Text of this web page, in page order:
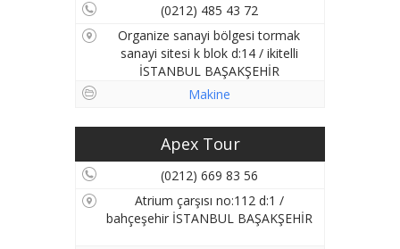
(0212) 485 43 72
Organize sanayi bölgesi tormak
sanayi sitesi k blok d:14 / ikitelli
İSTANBUL BAŞAKŞEHİR
Makine
Apex Tour
(0212) 669 83 56
Atrium çarşısı no:112 d:1 /
bahçeşehir İSTANBUL BAŞAKŞEHİR